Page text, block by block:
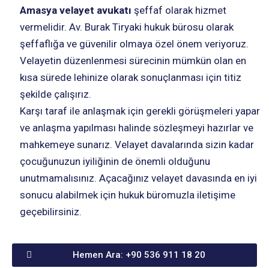
Amasya velayet avukatı şeffaf olarak hizmet
vermelidir. Av. Burak Tiryaki hukuk bürosu olarak
şeffaflığa ve güvenilir olmaya özel önem veriyoruz.
Velayetin düzenlenmesi sürecinin mümkün olan en
kısa sürede lehinize olarak sonuçlanması için titiz
şekilde çalışırız.
Karşı taraf ile anlaşmak için gerekli görüşmeleri yapar
ve anlaşma yapılması halinde sözleşmeyi hazırlar ve
mahkemeye sunarız. Velayet davalarında sizin kadar
çocuğunuzun iyiliğinin de önemli olduğunu
unutmamalısınız. Açacağınız velayet davasında en iyi
sonucu alabilmek için hukuk büromuzla iletişime
geçebilirsiniz.
Hemen Ara: +90 536 911 18 20